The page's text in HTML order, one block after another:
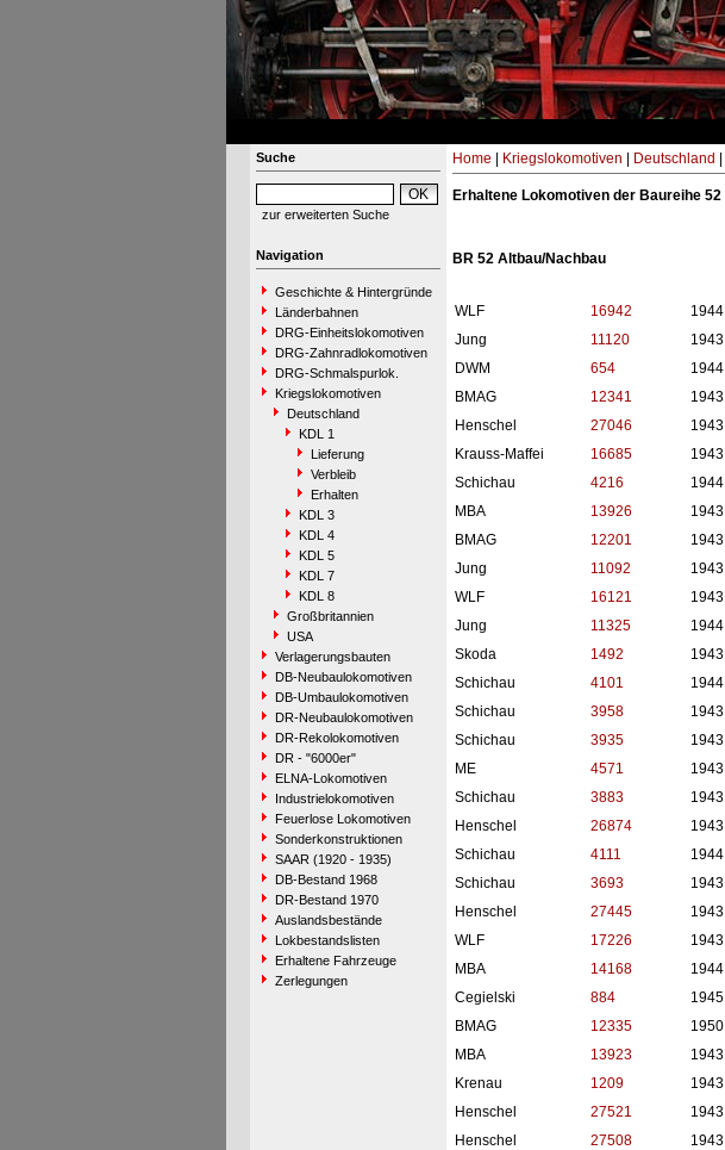
Suche
zur erweiterten Suche
Navigation
Geschichte & Hintergründe
Länderbahnen
DRG-Einheitslokomotiven
DRG-Zahnradlokomotiven
DRG-Schmalspurlok.
Kriegslokomotiven
Deutschland
KDL 1
Lieferung
Verbleib
Erhalten
KDL 3
KDL 4
KDL 5
KDL 7
KDL 8
Großbritannien
USA
Verlagerungsbauten
DB-Neubaulokomotiven
DB-Umbaulokomotiven
DR-Neubaulokomotiven
DR-Rekolokomotiven
DR - "6000er"
ELNA-Lokomotiven
Industrielokomotiven
Feuerlose Lokomotiven
Sonderkonstruktionen
SAAR (1920 - 1935)
DB-Bestand 1968
DR-Bestand 1970
Auslandsbestände
Lokbestandslisten
Erhaltene Fahrzeuge
Zerlegungen
Home Kriegslokomotiven Deutschland
Erhaltene Lokomotiven der Baureihe 52
BR 52 Altbau/Nachbau
WLF 16942 1944
Jung
11120 1943
DWM
654 1944
BMAG
12341 1943
Henschel
27046 1943
Krauss-Maffei
16685 1943
Schichau
4216 1944
MBA
13926 1943
BMAG
12201 1943
Jung
11092 1943
WLF
16121 1943
Jung
11325 1944
Skoda
1492 1943
Schichau
4101 1944
Schichau
3958 1943
Schichau
3935 1943
ME
4571 1943
Schichau
3883 1943
Henschel
26874 1943
Schichau
4111 1944
Schichau
3693 1943
Henschel
27445 1943
WLF
17226 1943
MBA
14168 1944
Cegielski
884 1945
BMAG
12335 1950
MBA
13923 1943
Krenau
1209 1943
Henschel
27521 1943
Henschel
27508 1943